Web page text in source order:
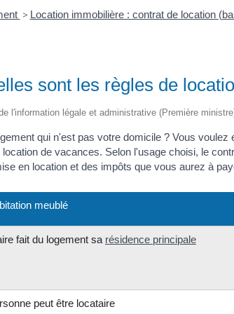
> Location immobilière : contrat de location
sont les règles de
l'information légale et administrative (Première
qui n'est pas votre domicile ? Vous
de vacances. Selon l'usage choisi, le
en location et des impôts que vous aurez à
meublé
fait du logement sa résidence principale
peut être locataire